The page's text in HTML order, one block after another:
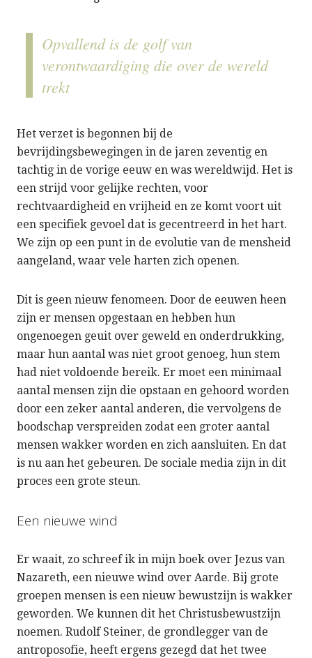
Opvallend is de golf van
verontwaardiging die over de wereld
trekt
Het verzet is begonnen bij de
bevrijdingsbewegingen in de jaren zeventig en
tachtig in de vorige eeuw en was wereldwijd. Het is
een strijd voor gelijke rechten, voor
rechtvaardigheid en vrijheid en ze komt voort uit
een specifiek gevoel dat is gecentreerd in het hart.
We zijn op een punt in de evolutie van de mensheid
aangeland, waar vele harten zich openen.
Dit is geen nieuw fenomeen. Door de eeuwen heen
zijn er mensen opgestaan en hebben hun
ongenoegen geuit over geweld en onderdrukking,
maar hun aantal was niet groot genoeg, hun stem
had niet voldoende bereik. Er moet een minimaal
aantal mensen zijn die opstaan en gehoord worden
door een zeker aantal anderen, die vervolgens de
boodschap verspreiden zodat een groter aantal
mensen wakker worden en zich aansluiten. En dat
is nu aan het gebeuren. De sociale media zijn in dit
proces een grote steun.
Een nieuwe wind
Er waait, zo schreef ik in mijn boek over Jezus van
Nazareth, een nieuwe wind over Aarde. Bij grote
groepen mensen is een nieuw bewustzijn is wakker
geworden. We kunnen dit het Christusbewustzijn
noemen. Rudolf Steiner, de grondlegger van de
antroposofie, heeft ergens gezegd dat het twee